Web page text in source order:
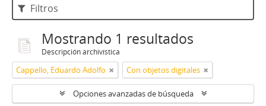
Filtros
Mostrando 1 resultados
Descripción archivística
Cappello, Eduardo Adolfo Con objetos digitales
Opciones avanzadas de búsqueda